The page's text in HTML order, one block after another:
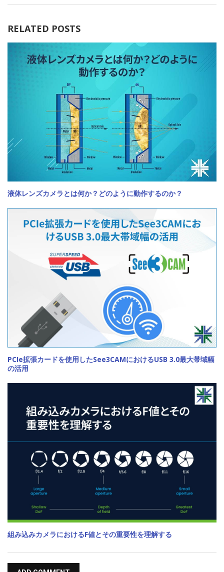
RELATED POSTS
液体レンズカメラとは何か？どのように動作するのか？
PCIe拡張カードを使用したSee3CAMにおけるUSB 3.0最大帯域幅
の活用
組み込みカメラにおけるF値とその重要性を理解する